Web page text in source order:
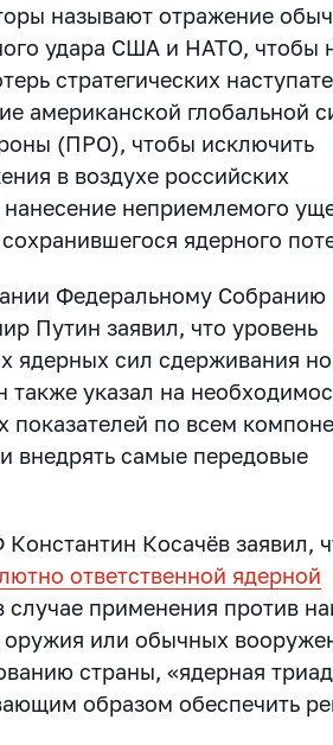
называют отражение
удара США и НАТО, чтобы
стратегических
американской глобальной
(ПРО), чтобы исключить
в воздухе российских
нанесение неприемлемого
ядерного
Федеральному Собранию
Путин заявил, что уровень
ядерных сил сдерживания
также указал на
показателей по всем
внедрять самые передовые
Косачёв заявил,
ответственной ядерной
случае применения против
оружия или обычных
страны, «ядерная
образом обеспечить